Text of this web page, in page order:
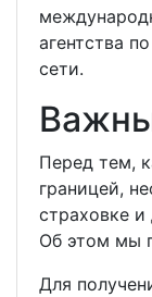
агентства
сети.
Перед тем,
границей,
страховке
Об этом мы
Для